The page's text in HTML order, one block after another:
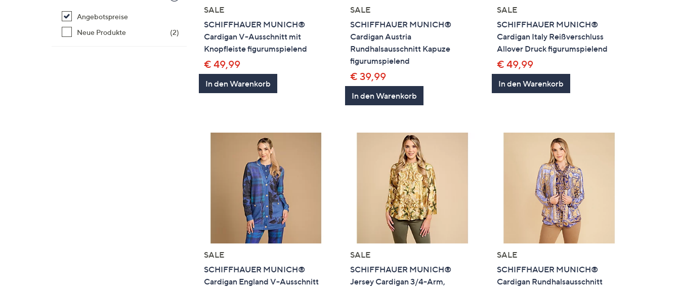
Angebotspreise
Neue Produkte
(2)
SALE
SCHIFFHAUER MUNICH®
Cardigan V-Ausschnitt mit
Knopfleiste figurumspielend
€ 49,99
In den Warenkorb
SALE
SCHIFFHAUER MUNICH®
Cardigan Austria
Rundhalsausschnitt Kapuze
figurumspielend
€ 39,99
In den Warenkorb
SALE
SCHIFFHAUER MUNICH®
Cardigan Italy Reißverschluss
Allover Druck figurumspielend
€ 49,99
In den Warenkorb
SALE
SCHIFFHAUER MUNICH®
Cardigan England V-Ausschnitt
SALE
SCHIFFHAUER MUNICH®
Jersey Cardigan 3/4-Arm,
SALE
SCHIFFHAUER MUNICH®
Cardigan Rundhalsausschnitt